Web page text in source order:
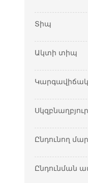
Տիպ
Ակտի տիպ
Կարգավիճակ
Սկզբնաղբյուր
Ընդունող
Ընդունման